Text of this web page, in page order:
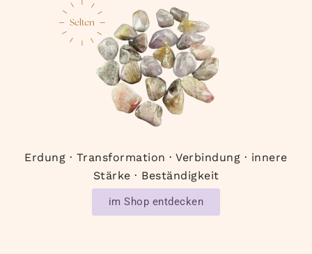
Erdung · Transformation · Verbindung · innere
Stärke · Beständigkeit
im Shop entdecken